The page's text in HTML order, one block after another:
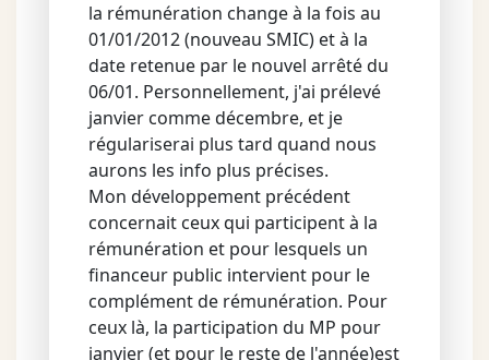
la rémunération change à la fois au
01/01/2012 (nouveau SMIC) et à la
date retenue par le nouvel arrêté du
06/01. Personnellement, j'ai prélevé
janvier comme décembre, et je
régulariserai plus tard quand nous
aurons les info plus précises.
Mon développement précédent
concernait ceux qui participent à la
rémunération et pour lesquels un
financeur public intervient pour le
complément de rémunération. Pour
ceux là, la participation du MP pour
janvier (et pour le reste de l'année)est